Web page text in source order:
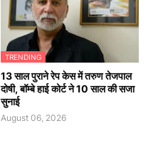
TRENDING
13 साल पुराने रेप केस में तरुण तेजपाल
दोषी, बॉम्बे हाई कोर्ट ने 10 साल की सजा
सुनाई
August 06, 2026